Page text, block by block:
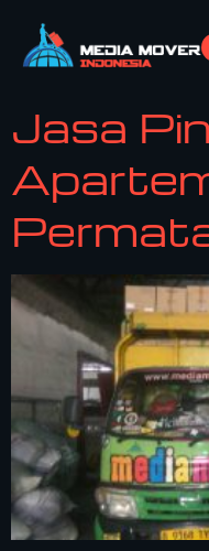
Jasa